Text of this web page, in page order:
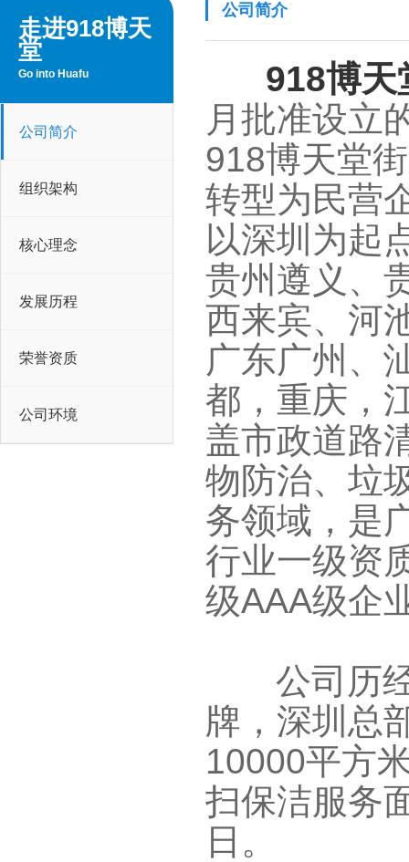
走进918博天
堂
Go into Huafu
公司简介
组织架构
核心理念
发展历程
荣誉资质
公司环境
公司简介
918博天
月批准设立
918博
转型为民营
以深圳为起
贵州遵义、
西来宾、河
广东广
都，重庆，
盖市政道路
物防治、垃
务领域， 是
行业一级资质
级AAA级企
公司历
牌，深圳总
10000平方
扫保洁服务
日。